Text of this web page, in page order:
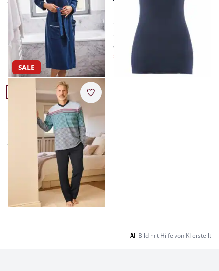
bewegungsfreundlich
elastisch
zeitloses Dessin
ab € 79,95
€ 44,95 (-44%)
Baumwolle
hautsympathisch weich
glatt und pflegeleicht
ab € 19,95
€ 9,95
Artikel 3 von 3.
SALE
Schlafanzug Klimasoft
atmungsaktiv
formbeständig
pflegeleicht
ab € 59,95
€ 39,95 (-33%)
Merkzettel
Seite 1 geladen. Zeige Produkte 1 bis 3 von 3.
AI Bild mit Hilfe von KI erstellt